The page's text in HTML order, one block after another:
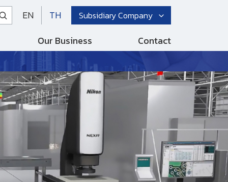
EN TH Subsidiary Company
Our Business Contact